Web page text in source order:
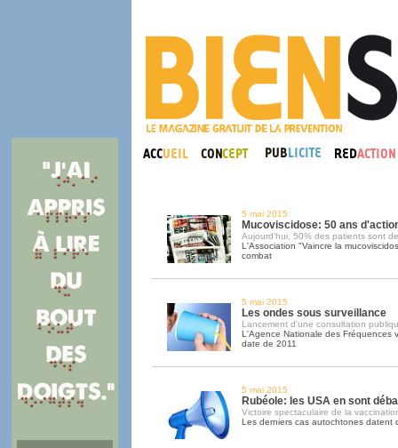
5 mai 2015
Mucoviscidose: 50 ans
Aujourd'hui, 50% des patients sont
L'Association "Vaincre la
combat
5 mai 2015
Les ondes sous surveillance
Lancement d'une consultation
L'Agence Nationale des Fréquences
date de 2011
5 mai 2015
Rubéole: les USA en sont
Victoire spectaculaire de la
Les derniers cas autochtones datent